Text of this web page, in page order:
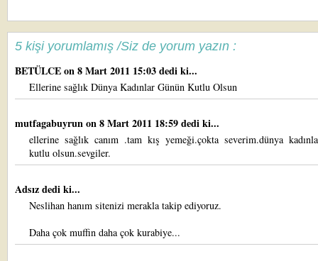
5 kişi yorumlamış /Siz de yorum yazın :
BETÜLCEon 8 Mart 2011 15:03 dedi ki...
Ellerine sağlık Dünya Kadınlar Günün Kutlu Olsun
mutfagabuyrunon 8 Mart 2011 18:59 dedi ki...
ellerine sağlık canım .tam kış yemeği.çokta severim.dünya
kutlu olsun.sevgiler.
Adsız dedi ki...
Neslihan hanım sitenizi merakla takip ediyoruz.
Daha çok muffin daha çok kurabiye...